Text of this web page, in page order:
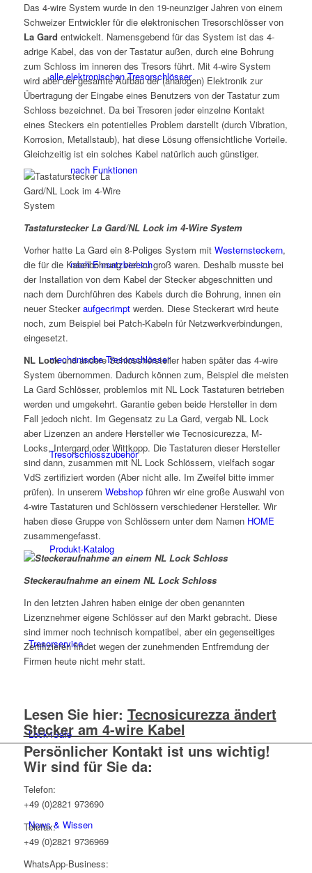
alle elektronischen Tresorschlösser
nach Funktionen
nach Einsatzbereich
mechanische Tresorschlösser
Tresorschlosszubehör
Produkt-Katalog
Tresorservice
Lock4Safe
News & Wissen
Das 4-wire System wurde in den 19-neunziger Jahren von einem
Schweizer Entwickler für die elektronischen Tresorschlösser von
La Gard entwickelt. Namensgebend für das System ist das 4-
adrige Kabel, das von der Tastatur außen, durch eine Bohrung
zum Schloss im inneren des Tresors führt. Mit 4-wire System
wird aber der gesamte Aufbau der (analogen) Elektronik zur
Übertragung der Eingabe eines Benutzers von der Tastatur zum
Schloss bezeichnet. Da bei Tresoren jeder einzelne Kontakt
eines Steckers ein potentielles Problem darstellt (durch Vibration,
Korrosion, Metallstaub), hat diese Lösung offensichtliche Vorteile.
Gleichzeitig ist ein solches Kabel natürlich auch günstiger.
Tastaturstecker La Gard/NL Lock im 4-Wire System
Vorher hatte La Gard ein 8-Poliges System mit Westernsteckern,
die für die Kabelbohrung viel zu groß waren. Deshalb musste bei
der Installation von dem Kabel der Stecker abgeschnitten und
nach dem Durchführen des Kabels durch die Bohrung, innen ein
neuer Steckeraufgecrimptwerden. Diese Steckerart wird heute
noch, zum Beispiel bei Patch-Kabeln für Netzwerkverbindungen,
eingesetzt.
NL Lockund andere Schlosshersteller haben später das 4-wire
System übernommen. Dadurch können zum, Beispiel die meisten
La Gard Schlösser, problemlos mit NL Lock Tastaturen betrieben
werden und umgekehrt. Garantie geben beide Hersteller in dem
Fall jedoch nicht. Im Gegensatz zu La Gard, vergab NL Lock
aber Lizenzen an andere Hersteller wie Tecnosicurezza, M-
Locks, Intergard oder Wittkopp. Die Tastaturen dieser Hersteller
sind dann, zusammen mit NL Lock Schlössern, vielfach sogar
VdS zertifiziert worden (Aber nicht alle. Im Zweifel bitte immer
prüfen). In unserem Webshopführen wir eine große Auswahl von
4-wire Tastaturen und Schlössern verschiedener Hersteller. Wir
haben diese Gruppe von Schlössern unter dem Namen HOME
zusammengefasst.
Steckeraufnahme an einem NL Lock Schloss
In den letzten Jahren haben einige der oben genannten
Lizenznehmer eigene Schlösser auf den Markt gebracht. Diese
sind immer noch technisch kompatibel, aber ein gegenseitiges
Zertifizieren findet wegen der zunehmenden Entfremdung der
Firmen heute nicht mehr statt.
Lesen Sie hier: Tecnosicurezza ändert
Stecker am 4-wire Kabel
Persönlicher Kontakt ist uns wichtig!
Wir sind für Sie da:
Telefon:
+49 (0)2821 973690
Telefax:
+49 (0)2821 9736969
WhatsApp-Business: